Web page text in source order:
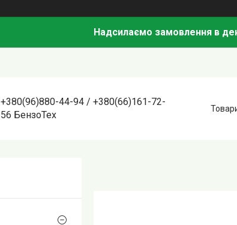
Надсилаємо замовлення в
+380(96)880-44-94 / +380(66)161-72-
56 БензоТех